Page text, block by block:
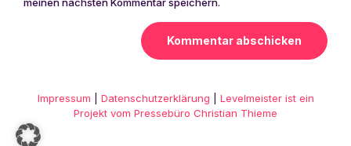
meinen nächsten Kommentar speichern.
Impressum Datenschutzerklärung
Levelmeister ist ein
Projekt vom Pressebüro Christian Thieme